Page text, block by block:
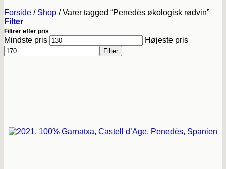
Forside / Shop /Varer tagged “Penedès økologisk rødvin”
Filter
Filtrer efter pris
Mindste pris Højeste pris
Filter